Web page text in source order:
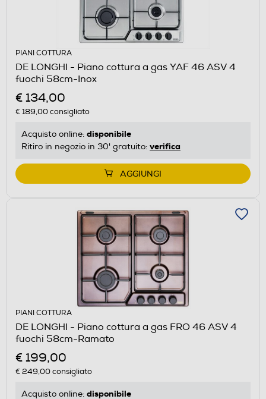
PIANI COTTURA
DE LONGHI - Piano cottura a gas YAF 46 ASV 4
fuochi 58cm-Inox
€ 134,00
€ 189,00consigliato
Acquisto online: disponibile
Ritiro in negozio in 30' gratuito: verifica
AGGIUNGI
PIANI COTTURA
DE LONGHI - Piano cottura a gas FRO 46 ASV 4
fuochi 58cm-Ramato
€ 199,00
€ 249,00consigliato
Acquisto online: disponibile